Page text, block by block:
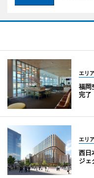
エリ
福岡
完了
エリ
西日
ジェ